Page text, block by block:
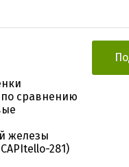
сравнению
железы
281)